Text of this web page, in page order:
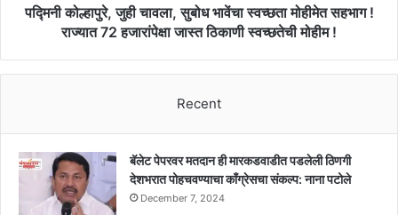
पद्मिनी कोल्हापुरे, जुही चावला, सुबोध भावेंचा स्वच्छता मोहीमेत सहभाग !
राज्यात 72 हजारांपेक्षा जास्त ठिकाणी स्वच्छतेची मोहीम !
Recent
बॅलेट पेपरवर मतदान ही मारकडवाडीत पडलेली ठिणगी
देशभरात पोहचवण्याचा काँग्रेसचा संकल्प: नाना पटोले
December 7, 2024